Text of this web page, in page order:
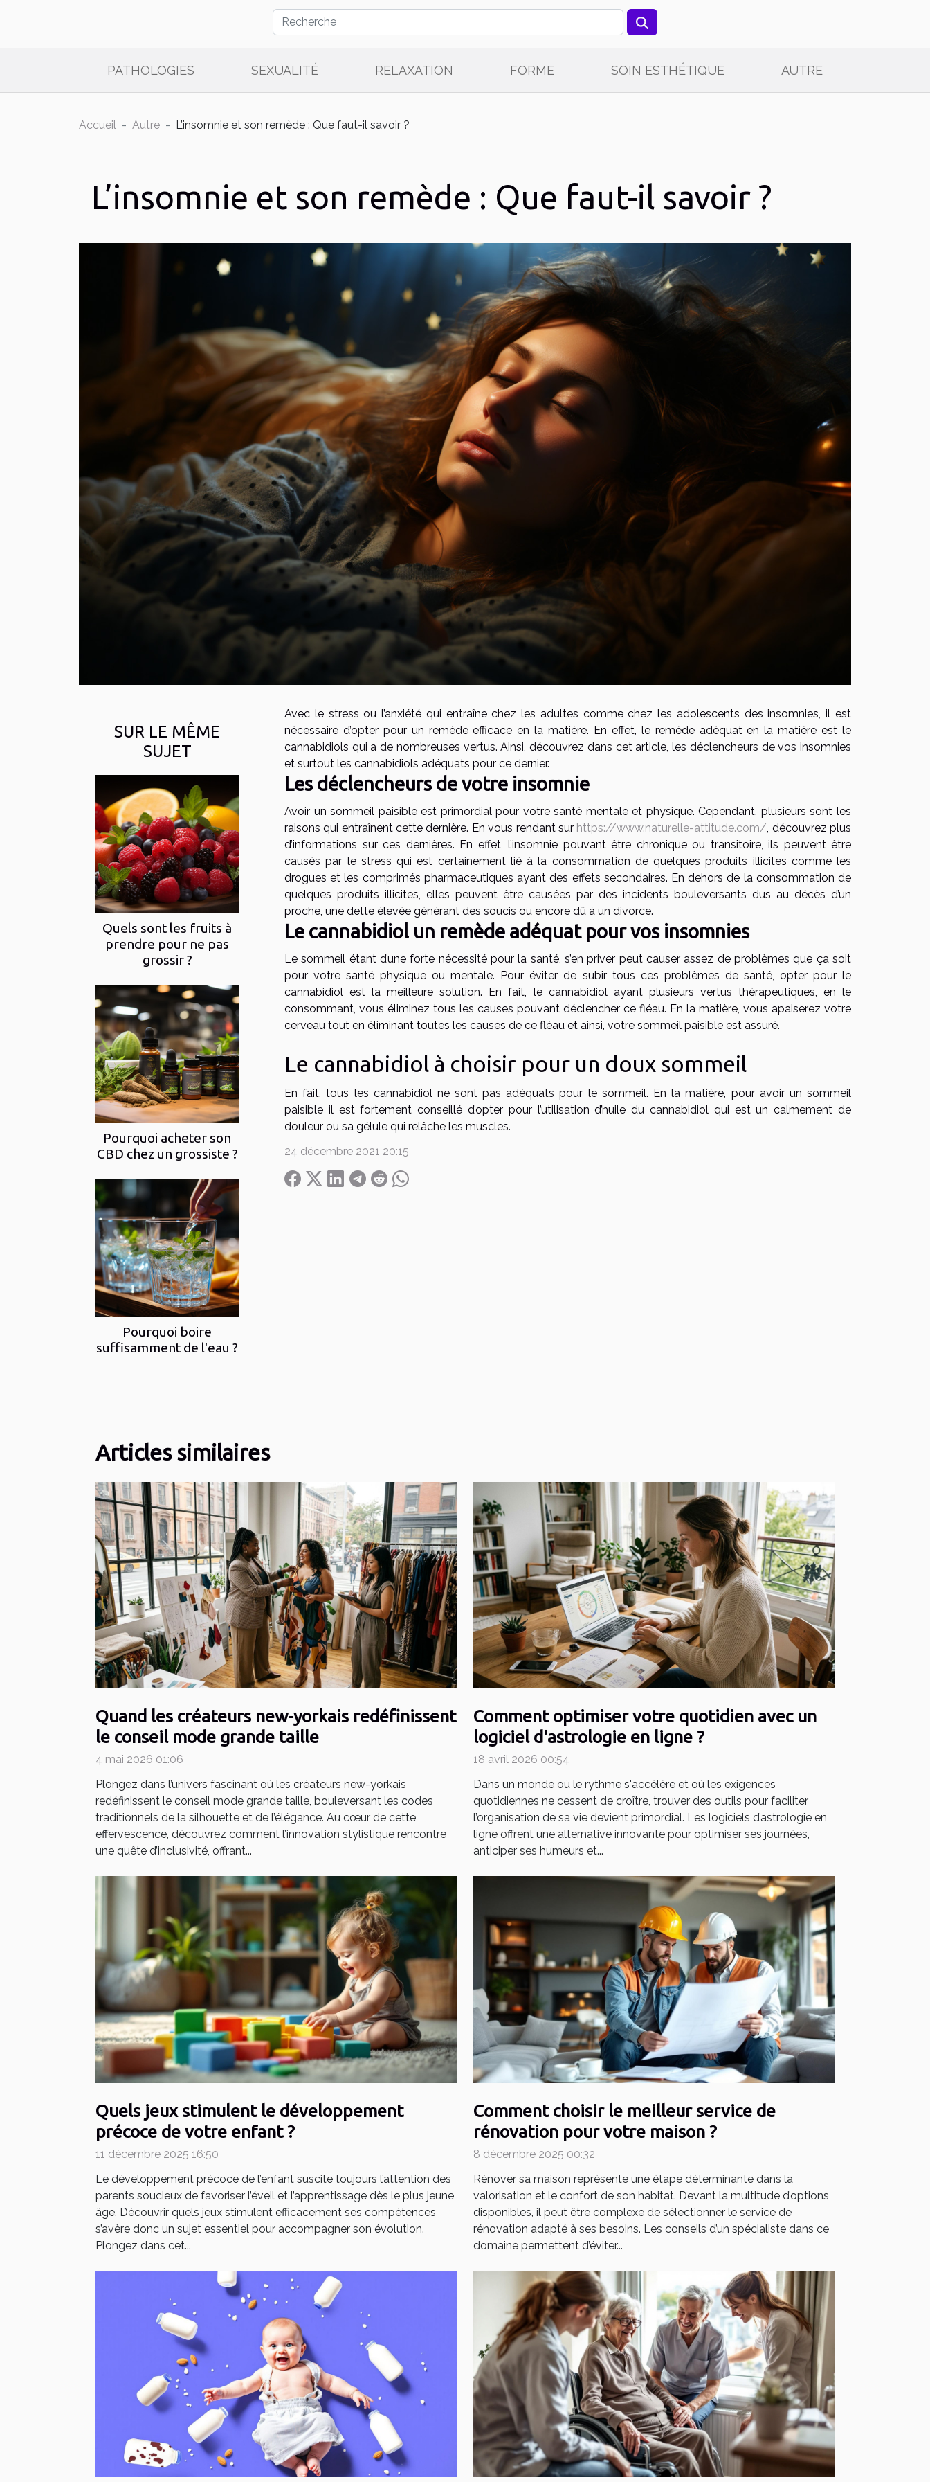
PATHOLOGIES SEXUALITÉ RELAXATION FORME SOIN ESTHÉTIQUE AUTRE
Accueil Autre L’insomnie et son remède : Que faut-il savoir ?
L’insomnie et son remède : Que faut-il savoir ?
SUR LE MÊME
SUJET
Quels sont les fruits à
prendre pour ne pas
grossir ?
Pourquoi acheter son
CBD chez un grossiste ?
Pourquoi boire
suffisamment de l'eau ?
Avec le stress ou l’anxiété qui entraîne chez les adultes comme chez les adolescents des insomnies, il est
nécessaire d’opter pour un remède efficace en la matière. En effet, le remède adéquat en la matière est le
cannabidiols qui a de nombreuses vertus. Ainsi, découvrez dans cet article, les déclencheurs de vos insomnies
et surtout les cannabidiols adéquats pour ce dernier.
Les déclencheurs de votre insomnie
Avoir un sommeil paisible est primordial pour votre santé mentale et physique. Cependant, plusieurs sont les
raisons qui entraînent cette dernière. En vous rendant sur https://www.naturelle-attitude.com/ , découvrez plus
d’informations sur ces dernières. En effet, l’insomnie pouvant être chronique ou transitoire, ils peuvent être
causés par le stress qui est certainement lié à la consommation de quelques produits illicites comme les
drogues et les comprimés pharmaceutiques ayant des effets secondaires. En dehors de la consommation de
quelques produits illicites, elles peuvent être causées par des incidents bouleversants dus au décès d’un
proche, une dette élevée générant des soucis ou encore dû à un divorce.
Le cannabidiol un remède adéquat pour vos insomnies
Le sommeil étant d’une forte nécessité pour la santé, s’en priver peut causer assez de problèmes que ça soit
pour votre santé physique ou mentale. Pour éviter de subir tous ces problèmes de santé, opter pour le
cannabidiol est la meilleure solution. En fait, le cannabidiol ayant plusieurs vertus thérapeutiques, en le
consommant, vous éliminez tous les causes pouvant déclencher ce fléau. En la matière, vous apaiserez votre
cerveau tout en éliminant toutes les causes de ce fléau et ainsi, votre sommeil paisible est assuré.
Le cannabidiol à choisir pour un doux sommeil
En fait, tous les cannabidiol ne sont pas adéquats pour le sommeil. En la matière, pour avoir un sommeil
paisible il est fortement conseillé d’opter pour l’utilisation d’huile du cannabidiol qui est un calmement de
douleur ou sa gélule qui relâche les muscles.
24 décembre 2021 20:15
Articles similaires
Quand les créateurs new-yorkais redéfinissent
le conseil mode grande taille
4 mai 2026 01:06
Plongez dans l’univers fascinant où les créateurs new-yorkais
redéfinissent le conseil mode grande taille, bouleversant les codes
traditionnels de la silhouette et de l’élégance. Au cœur de cette
effervescence, découvrez comment l’innovation stylistique rencontre
une quête d’inclusivité, offrant...
Comment optimiser votre quotidien avec un
logiciel d'astrologie en ligne ?
18 avril 2026 00:54
Dans un monde où le rythme s'accélère et où les exigences
quotidiennes ne cessent de croître, trouver des outils pour faciliter
l’organisation de sa vie devient primordial. Les logiciels d’astrologie en
ligne offrent une alternative innovante pour optimiser ses journées,
anticiper ses humeurs et...
Quels jeux stimulent le développement
précoce de votre enfant ?
11 décembre 2025 16:50
Le développement précoce de l’enfant suscite toujours l’attention des
parents soucieux de favoriser l’éveil et l’apprentissage dès le plus jeune
âge. Découvrir quels jeux stimulent efficacement ses compétences
s’avère donc un sujet essentiel pour accompagner son évolution.
Plongez dans cet...
Comment choisir le meilleur service de
rénovation pour votre maison ?
8 décembre 2025 00:32
Rénover sa maison représente une étape déterminante dans la
valorisation et le confort de son habitat. Devant la multitude d’options
disponibles, il peut être complexe de sélectionner le service de
rénovation adapté à ses besoins. Les conseils d’un spécialiste dans ce
domaine permettent d’éviter...